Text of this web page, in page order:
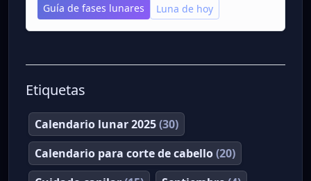
Guía de fases lunares Luna de hoy
Etiquetas
Calendario lunar 2025(30)
Calendario para corte de cabello(20)